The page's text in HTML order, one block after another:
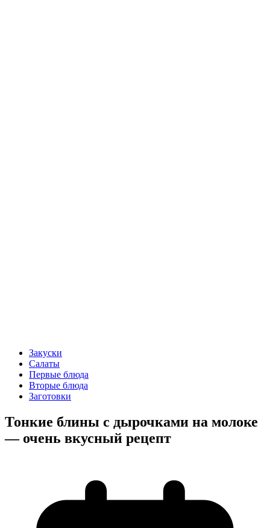
Закуски
Салаты
Первые блюда
Вторые блюда
Заготовки
Тонкие блины с дырочками на молоке
— очень вкусный рецепт